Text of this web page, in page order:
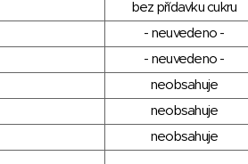
bez přídavku cukru
- neuvedeno -
- neuvedeno -
neobsahuje
neobsahuje
neobsahuje